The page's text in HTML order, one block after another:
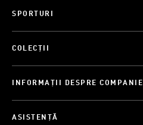
SPORTURI
COLECȚII
INFORMAȚII DESPRE COMPANIE
ASISTENȚĂ